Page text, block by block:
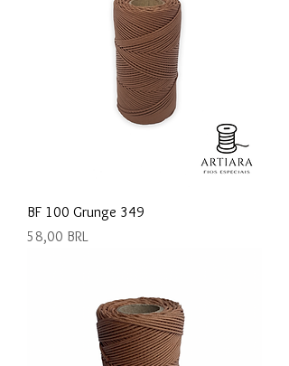
BF 100 Grunge 349
Precio
58,00 BRL